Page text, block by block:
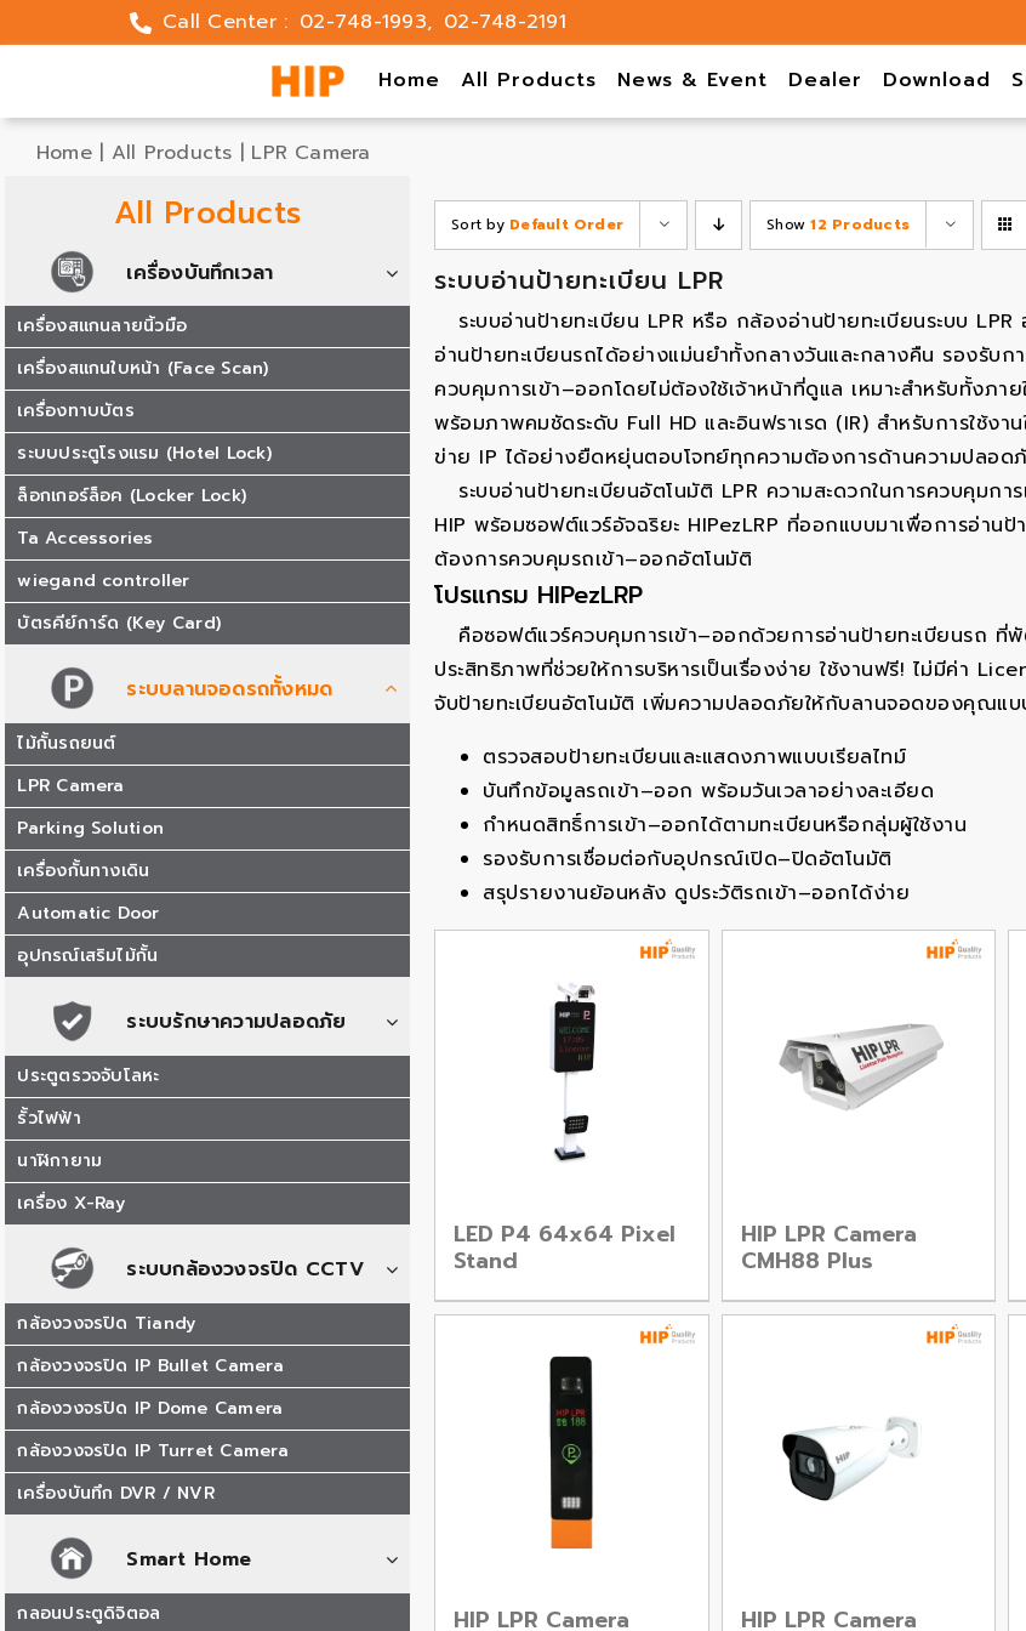
to
Call Center : 02-748-1993, 02-748-2191
Home
All Products News & Event Dealer Download
Home| All Products | LPR Camera
All Products
เครื่องบันทึกเวลา
เครื่องสแกนลายนิ้วมือ
เครื่องสแกนใบหน้า (Face Scan)
เครื่องทาบบัตร
ระบบประตูโรงแรม (Hotel Lock)
ล็อกเกอร์ล็อค (Locker Lock)
Ta Accessories
wiegand controller
บัตรคีย์การ์ด (Key Card)
ระบบลานจอดรถทั้งหมด
ไม้กั้นรถยนต์
LPR Camera
Parking Solution
เครื่องกั้นทางเดิน
Automatic Door
อุปกรณ์เสริมไม้กั้น
ระบบรักษาความปลอดภัย
ประตูตรวจจับโลหะ
รั้วไฟฟ้า
นาฬิกายาม
เครื่อง X-Ray
ระบบกล้องวงจรปิด CCTV
กล้องวงจรปิด Tiandy
กล้องวงจรปิด IP Bullet Camera
กล้องวงจรปิด IP Dome Camera
กล้องวงจรปิด IP Turret Camera
เครื่องบันทึก DVR / NVR
Smart Home
กลอนประตูดิจิตอล
Sort by Default Order Show12 Products
ระบบอ่านป้ายทะเบียน LPR
ระบบอ่านป้ายทะเบียน LPR หรือ กล้องอ่านป้ายทะเบียนระบบ
อ่านป้ายทะเบียนรถได้อย่างแม่นยำทั้งกลางวันและกลางคืน รองรับ
ควบคุมการเข้า–ออกโดยไม่ต้องใช้เจ้าหน้าที่ดูแล เหมาะสำหรับทั้งภ
พร้อมภาพคมชัดระดับ Full HD และอินฟราเรด (IR) สำหรับการใช้ง
ข่าย IP ได้อย่างยืดหยุ่นตอบโจทย์ทุกความต้องการด้านความปลอด
ระบบอ่านป้ายทะเบียนอัตโนมัติ LPR ความสะดวกในการควบคุม
HIP พร้อมซอฟต์แวร์อัจฉริยะ HIPezLRP ที่ออกแบบมาเพื่อการอ่าน
ต้องการควบคุมรถเข้า–ออกอัตโนมัติ
โปรแกรม HIPezLRP
คือซอฟต์แวร์ควบคุมการเข้า–ออกด้วยการอ่านป้ายทะเบียนรถ
ประสิทธิภาพที่ช่วยให้การบริหารเป็นเรื่องง่าย ใช้งานฟรี! ไม่มีค่า
จับป้ายทะเบียนอัตโนมัติ เพิ่มความปลอดภัยให้กับลานจอดของคุณแบ
ตรวจสอบป้ายทะเบียนและแสดงภาพแบบเรียลไทม์
บันทึกข้อมูลรถเข้า–ออก พร้อมวันเวลาอย่างละเอียด
กำหนดสิทธิ์การเข้า–ออกได้ตามทะเบียนหรือกลุ่มผู้ใช้งาน
รองรับการเชื่อมต่อกับอุปกรณ์เปิด–ปิดอัตโนมัติ
สรุปรายงานย้อนหลัง ดูประวัติรถเข้า–ออกได้ง่าย
LED P4 64x64 Pixel
Stand
HIP LPR Camera
CMH88 Plus
HIP LPR Camera HIP LPR Camera